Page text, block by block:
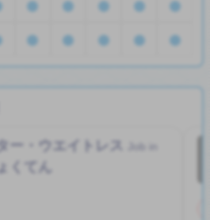
ー・ウエイトレス
くてん